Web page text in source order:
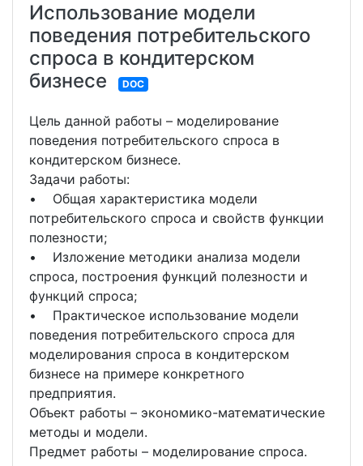
Использование модели
поведения потребительского
спроса в кондитерском
бизнесе
DOC
Цель данной работы – моделирование
поведения потребительского спроса в
кондитерском бизнесе.
Задачи работы:
• Общая характеристика модели
потребительского спроса и свойств функции
полезности;
• Изложение методики анализа модели
спроса, построения функций полезности и
функций спроса;
• Практическое использование модели
поведения потребительского спроса для
моделирования спроса в кондитерском
бизнесе на примере конкретного
предприятия.
Объект работы – экономико-математические
методы и модели.
Предмет работы – моделирование спроса.